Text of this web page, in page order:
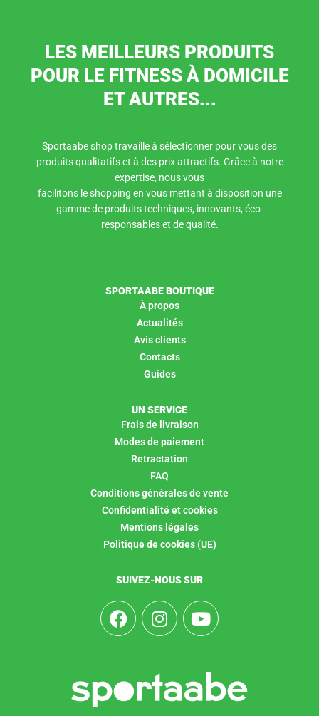
LES MEILLEURS PRODUITS
POUR LE FITNESS À DOMICILE
ET AUTRES...
Sportaabe shop travaille à sélectionner pour vous des
produits qualitatifs et à des prix attractifs. Grâce à notre
expertise, nous vous
facilitons le shopping en vous mettant à disposition une
gamme de produits techniques, innovants, éco-
responsables et de qualité.
SPORTAABE BOUTIQUE
À propos
Actualités
Avis clients
Contacts
Guides
UN SERVICE
Frais de livraison
Modes de paiement
Retractation
FAQ
Conditions générales de vente
Confidentialité et cookies
Mentions légales
Politique de cookies (UE)
SUIVEZ-NOUS SUR
F
a
b
o
I
n
a
g
Y
o
u
b